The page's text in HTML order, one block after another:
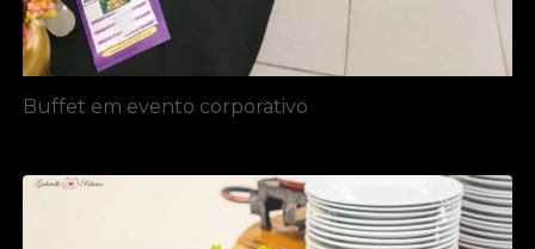
Buffet em evento corporativo